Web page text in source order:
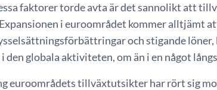
faktorer torde avta är det sannolikt att
i euroområdet kommer alltjämt
och stigande löner,
den globala aktiviteten, om än i en något
euroområdets tillväxtutsikter har rört sig